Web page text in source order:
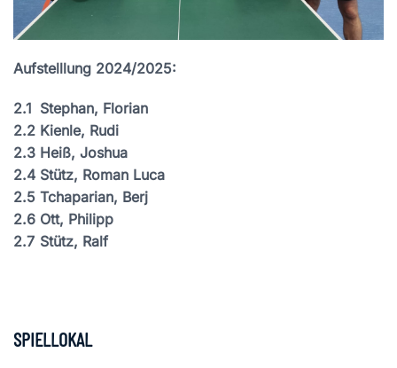
Aufstelllung 2024/2025:
2.1 Stephan, Florian
2.2 Kienle, Rudi
2.3 Heiß, Joshua
2.4 Stütz, Roman Luca
2.5 Tchaparian, Berj
2.6 Ott, Philipp
2.7 Stütz, Ralf
SPIELLOKAL